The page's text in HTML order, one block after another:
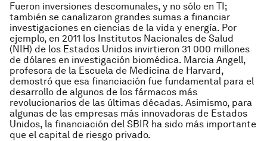
Fueron inversiones descomunales, y no sólo en TI;
también se canalizaron grandes sumas a financiar
investigaciones en ciencias de la vida y energía. Por
ejemplo, en 2011 los Institutos Nacionales de Salud
(NIH) de los Estados Unidos invirtieron 31 000 millones
de dólares en investigación biomédica. Marcia Angell,
profesora de la Escuela de Medicina de Harvard,
demostró que esa financiación fue fundamental para el
desarrollo de algunos de los fármacos más
revolucionarios de las últimas décadas. Asimismo, para
algunas de las empresas más innovadoras de Estados
Unidos, la financiación del SBIR ha sido más importante
que el capital de riesgo privado.